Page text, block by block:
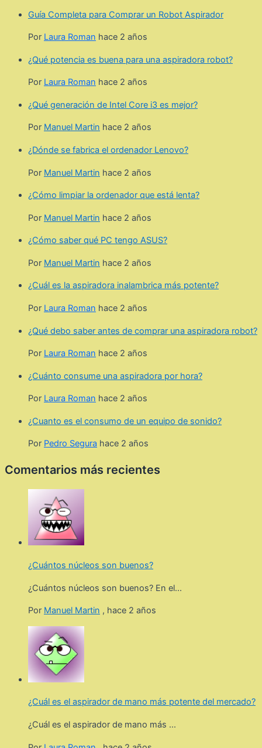
Guía Completa para Comprar un Robot Aspirador
Por Laura Roman hace 2 años
¿Qué potencia es buena para una aspiradora robot?
Por Laura Roman hace 2 años
¿Qué generación de Intel Core i3 es mejor?
Por Manuel Martin hace 2 años
¿Dónde se fabrica el ordenador Lenovo?
Por Manuel Martin hace 2 años
¿Cómo limpiar la ordenador que está lenta?
Por Manuel Martin hace 2 años
¿Cómo saber qué PC tengo ASUS?
Por Manuel Martin hace 2 años
¿Cuál es la aspiradora inalambrica más potente?
Por Laura Roman hace 2 años
¿Qué debo saber antes de comprar una aspiradora robot?
Por Laura Roman hace 2 años
¿Cuánto consume una aspiradora por hora?
Por Laura Roman hace 2 años
¿Cuanto es el consumo de un equipo de sonido?
Por Pedro Segura hace 2 años
Comentarios más recientes
¿Cuántos núcleos son buenos?
¿Cuántos núcleos son buenos? En el...
Por Manuel Martin , hace 2 años
¿Cuál es el aspirador de mano más potente del mercado?
¿Cuál es el aspirador de mano más ...